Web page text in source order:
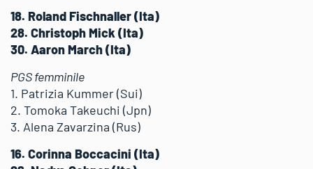
18. Roland Fischnaller (Ita)
28. Christoph Mick (Ita)
30. Aaron March (Ita)
PGS femminile
1. Patrizia Kummer (Sui)
2. Tomoka Takeuchi (Jpn)
3. Alena Zavarzina (Rus)
16. Corinna Boccacini (Ita)